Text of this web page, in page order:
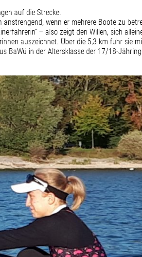
auf die Strecke.
anstrengend, wenn er mehrere Boote zu
– also zeigt den Willen, sich
auszeichnet. Über die 5,3 km fuhr sie
BaWü in der Altersklasse der 17/18-